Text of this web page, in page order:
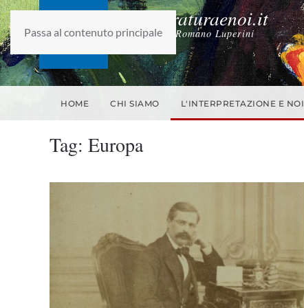
Passa al contenuto principale
laletteraturaenoi.it
fondato da Romano Luperini
HOME CHI SIAMO L'INTERPRETAZIONE E NOI
Tag: Europa